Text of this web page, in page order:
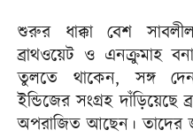
শুরুর ধাক্কা বেশ
ব্রাথওয়েট ও এনক্রুমাহ
তুলতে থাকেন, সঙ্গ
ইন্ডিজের সংগ্রহ
অপরাজিত আছেন। তাদের